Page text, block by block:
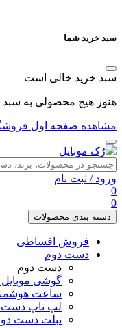
سبد خرید شما
سبد خرید خالی است
هنوز هیچ محصولی به سبد
مشاهده صفحه اول
ورود / ثبت نام
0
0
دسته بندی محصولات
فروش اقساطی
دست دوم
دست دوم
گوشی
ساعت
لپ تاپ دست
تبلت دست